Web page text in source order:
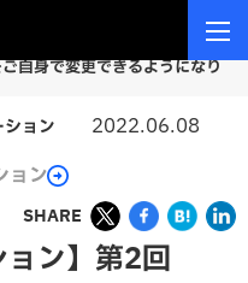
自身で変更できるようになり
ョン
2022.06.08
ョン
SHARE
ョン】第2回